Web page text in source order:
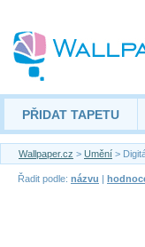
PŘIDAT TAPETU
Wallpaper.cz > Umění >
Řadit podle: názvu |